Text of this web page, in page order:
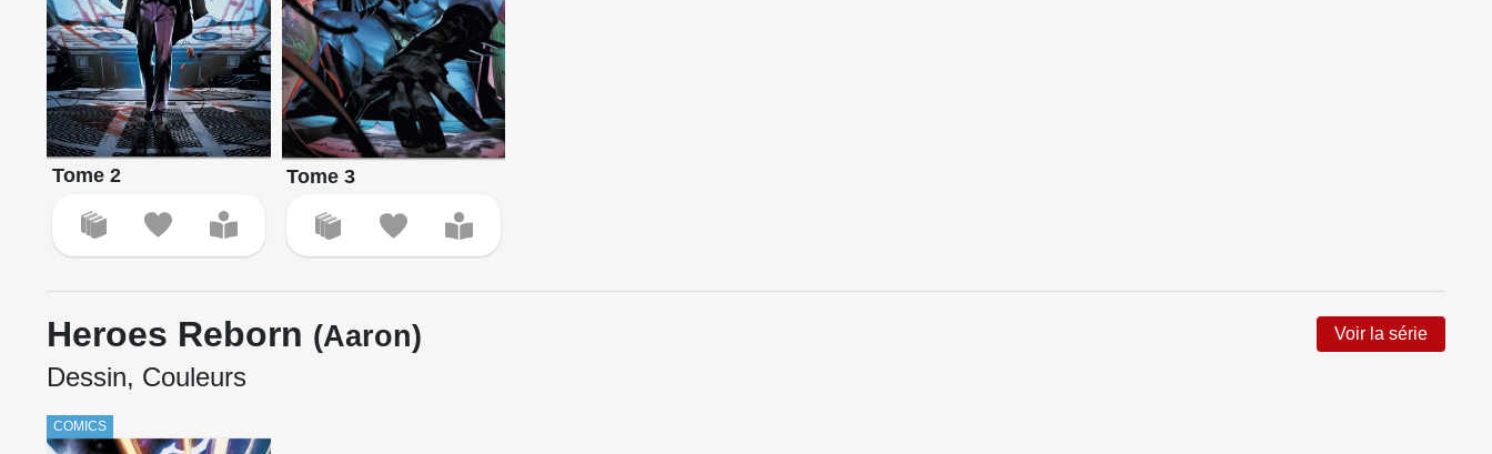
Tome 2 Tome 3
Heroes Reborn (Aaron) Voir la série
Dessin, Couleurs
COMICS